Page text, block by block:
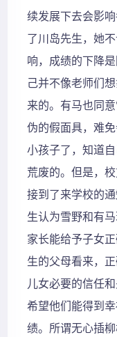
续发展下去会影
了川岛先生，她
响，成绩的下降
己并不像老师们
来的。有马也同
伪的假面具，难
小孩子了，知道
荒废的。但是，
接到了来学校的
生认为雪野和有
家长能给予子女
生的父母看来，
儿女必要的信任
希望他们能得到
绩。所谓无心插